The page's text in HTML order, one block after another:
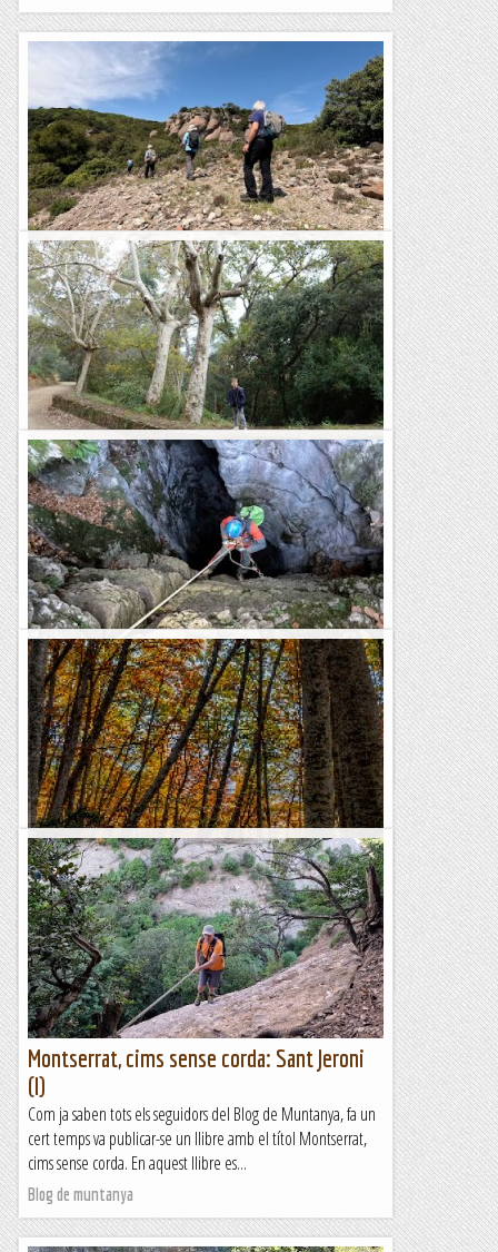
Excursió per la Roca Mur de Sant Llorenç
Hem fet una excursió per la zona de Sant Llorenç de Munt.
Avui hem sortit del Marquet de les Roques per fer un
itinerari circular que té el principal centre...
Blog de muntanya
Escursió a Sant Ramon (Montbaig)
El Montbaig o cim de Sant Ramon, és una petita muntanya
de només 292 metres d'altitud, situada al costat de Sant Boi
de Llobregat. Tot i que és una muntanya...
Blog de muntanya
Forat de Sant Ou
El Forat de Sant Ou (o Sant Hou) és una cavitat de poca
complexitat, només dos pous enllaçats, situada a prop del
Santuari de Montgrony. Té una profunditat...
Blog de muntanya
El bosc del Betato, a la Vall de Tena
Tot i que al País Valencià encara ens trobem als finals d'un
estiu allargassat --que alce la mà qui no isca encara amb
màniga curta al carrer-- la pluja, generosa i...
A un tir de pedra
Montserrat, cims sense corda: Sant Jeroni
(I)
Com ja saben tots els seguidors del Blog de Muntanya, fa un
cert temps va publicar-se un llibre amb el títol Montserrat,
cims sense corda. En aquest llibre es...
Blog de muntanya